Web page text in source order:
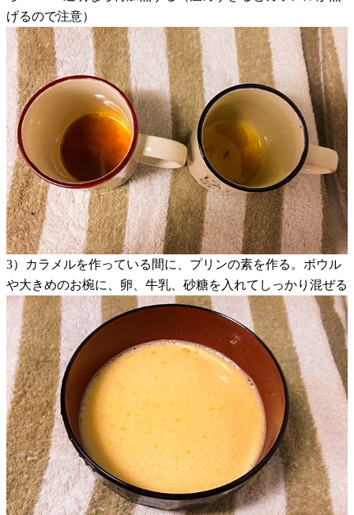
げるので注意）
3）カラメルを作っている間に、プリンの素を作る。ボウル
や大きめのお椀に、卵、牛乳、砂糖を入れてしっかり混ぜる